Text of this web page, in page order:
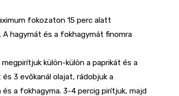
fokozaton 15 perc alatt
hagymát és a fokhagymát finomra
külön-külön a paprikát és a
3 evőkanál olajat, rádobjuk a
a fokhagyma. 3-4 percig pirítjuk, majd